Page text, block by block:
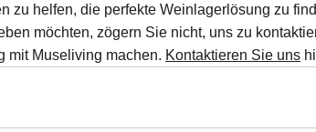
zu helfen, die perfekte Weinlagerlösung zu
möchten, zögern Sie nicht, uns zu
mit Museliving machen. Kontaktieren Sie uns